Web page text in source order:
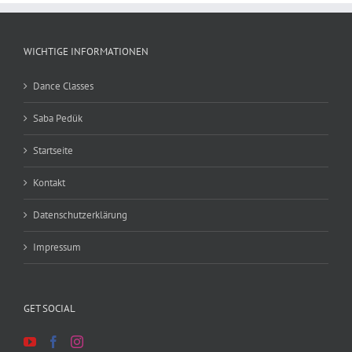
WICHTIGE INFORMATIONEN
Dance Classes
Saba Pedük
Startseite
Kontakt
Datenschutzerklärung
Impressum
GET SOCIAL